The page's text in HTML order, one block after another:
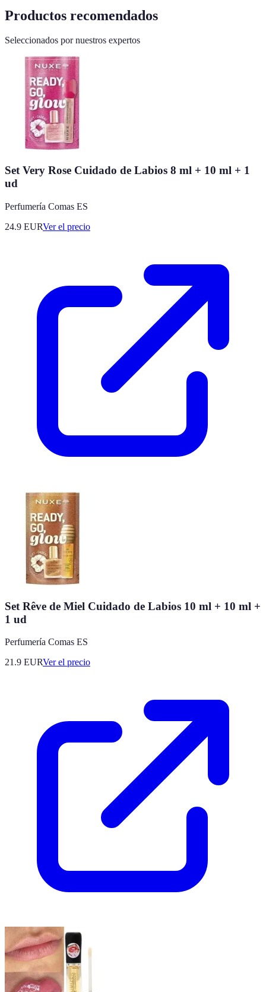
Productos recomendados
Seleccionados por nuestros expertos
Set Very Rose Cuidado de Labios 8 ml + 10 ml + 1
ud
Perfumería Comas ES
24.9 EURVer el precio
Set Rêve de Miel Cuidado de Labios 10 ml + 10 ml +
1 ud
Perfumería Comas ES
21.9 EURVer el precio